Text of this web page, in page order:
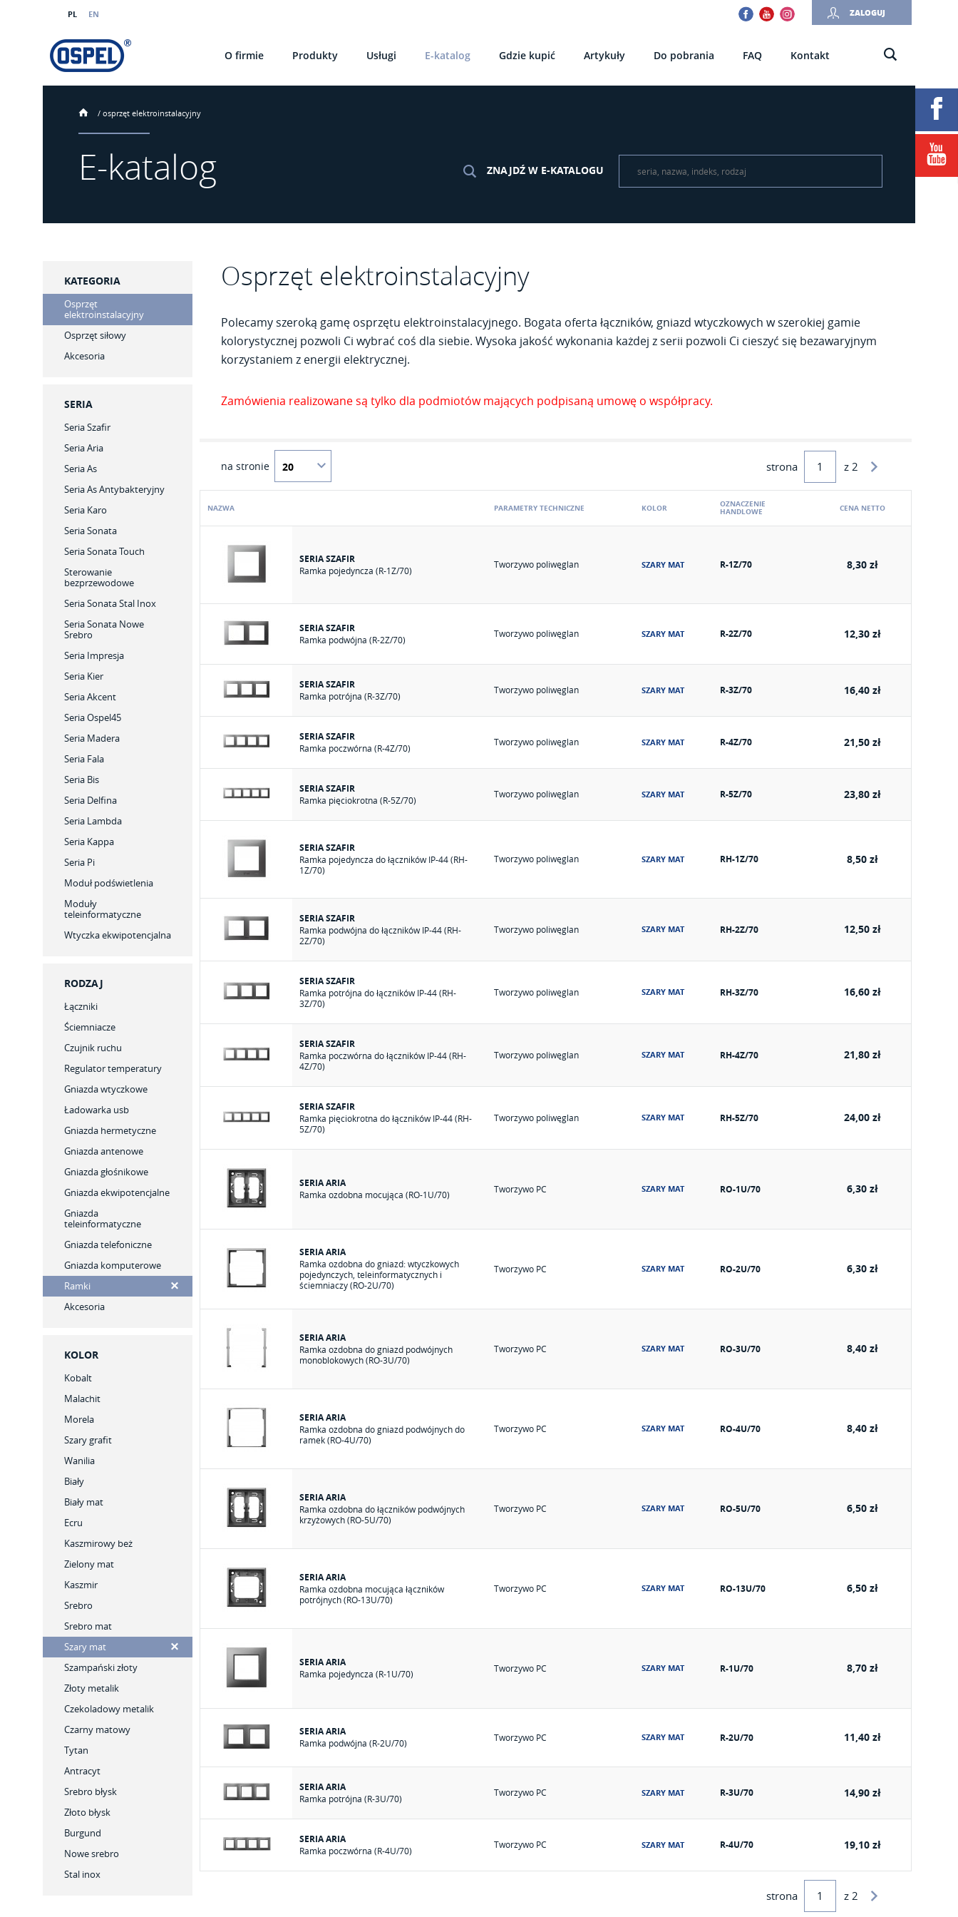
PL EN ZALOGUJ
Instagram
O firmie Produkty Usługi E-katalog Gdzie kupić Artykuły Do pobrania FAQ Kontakt
/ osprzęt elektroinstalacyjny
E-katalog ZNAJDŹ W E-KATALOGU
KATEGORIA
Osprzęt
elektroinstalacyjny
Osprzęt siłowy
Akcesoria
SERIA
Seria Szafir
Seria Aria
Seria As
Seria As Antybakteryjny
Seria Karo
Seria Sonata
Seria Sonata Touch
Sterowanie
bezprzewodowe
Seria Sonata Stal Inox
Seria Sonata Nowe
Srebro
Seria Impresja
Seria Kier
Seria Akcent
Seria Ospel45
Seria Madera
Seria Fala
Seria Bis
Seria Delfina
Seria Lambda
Seria Kappa
Seria Pi
Moduł podświetlenia
Moduły
teleinformatyczne
Wtyczka ekwipotencjalna
RODZAJ
Łączniki
Ściemniacze
Czujnik ruchu
Regulator temperatury
Gniazda wtyczkowe
Ładowarka usb
Gniazda hermetyczne
Gniazda antenowe
Gniazda głośnikowe
Gniazda ekwipotencjalne
Gniazda
teleinformatyczne
Gniazda telefoniczne
Gniazda komputerowe
Ramki
Akcesoria
KOLOR
Kobalt
Malachit
Morela
Szary grafit
Wanilia
Biały
Biały mat
Ecru
Kaszmirowy beż
Zielony mat
Kaszmir
Srebro
Srebro mat
Szary mat
Szampański złoty
Złoty metalik
Czekoladowy metalik
Czarny matowy
Tytan
Antracyt
Srebro błysk
Złoto błysk
Burgund
Nowe srebro
Stal inox
Osprzęt elektroinstalacyjny
Polecamy szeroką gamę osprzętu elektroinstalacyjnego. Bogata oferta łączników, gniazd wtyczkowych w szerokiej gamie
kolorystycznej pozwoli Ci wybrać coś dla siebie. Wysoka jakość wykonania każdej z serii pozwoli Ci cieszyć się bezawaryjnym
korzystaniem z energii elektrycznej.
Zamówienia realizowane są tylko dla podmiotów mających podpisaną umowę o współpracy.
na stronie strona z 2
>
NAZWA PARAMETRY TECHNICZNE KOLOR OZNACZENIE
HANDLOWE CENA NETTO
SERIA SZAFIR
Ramka pojedyncza (R-1Z/70)
Tworzywo poliwęglan SZARY MAT R-1Z/70 8,30 zł
SERIA SZAFIR
Ramka podwójna (R-2Z/70)
Tworzywo poliwęglan SZARY MAT R-2Z/70 12,30 zł
SERIA SZAFIR
Ramka potrójna (R-3Z/70)
Tworzywo poliwęglan SZARY MAT R-3Z/70 16,40 zł
SERIA SZAFIR
Ramka poczwórna (R-4Z/70)
Tworzywo poliwęglan SZARY MAT R-4Z/70 21,50 zł
SERIA SZAFIR
Ramka pięciokrotna (R-5Z/70)
Tworzywo poliwęglan SZARY MAT R-5Z/70 23,80 zł
SERIA SZAFIR
Ramka pojedyncza do łączników IP-44 (RH-
1Z/70)
Tworzywo poliwęglan SZARY MAT RH-1Z/70 8,50 zł
SERIA SZAFIR
Ramka podwójna do łączników IP-44 (RH-
2Z/70)
Tworzywo poliwęglan SZARY MAT RH-2Z/70 12,50 zł
SERIA SZAFIR
Ramka potrójna do łączników IP-44 (RH-
3Z/70)
Tworzywo poliwęglan SZARY MAT RH-3Z/70 16,60 zł
SERIA SZAFIR
Ramka poczwórna do łączników IP-44 (RH-
4Z/70)
Tworzywo poliwęglan SZARY MAT RH-4Z/70 21,80 zł
SERIA SZAFIR
Ramka pięciokrotna do łączników IP-44 (RH-
5Z/70)
Tworzywo poliwęglan SZARY MAT RH-5Z/70 24,00 zł
SERIA ARIA
Ramka ozdobna mocująca (RO-1U/70) Tworzywo PC SZARY MAT RO-1U/70 6,30 zł
SERIA ARIA
Ramka ozdobna do gniazd: wtyczkowych
pojedynczych, teleinformatycznych i
ściemniaczy (RO-2U/70)
Tworzywo PC SZARY MAT RO-2U/70 6,30 zł
SERIA ARIA
Ramka ozdobna do gniazd podwójnych
monoblokowych (RO-3U/70)
Tworzywo PC SZARY MAT RO-3U/70 8,40 zł
SERIA ARIA
Ramka ozdobna do gniazd podwójnych do
ramek (RO-4U/70)
Tworzywo PC SZARY MAT RO-4U/70 8,40 zł
SERIA ARIA
Ramka ozdobna do łączników podwójnych
krzyżowych (RO-5U/70)
Tworzywo PC SZARY MAT RO-5U/70 6,50 zł
SERIA ARIA
Ramka ozdobna mocująca łączników
potrójnych (RO-13U/70)
Tworzywo PC SZARY MAT RO-13U/70 6,50 zł
SERIA ARIA
Ramka pojedyncza (R-1U/70) Tworzywo PC SZARY MAT R-1U/70 8,70 zł
SERIA ARIA
Ramka podwójna (R-2U/70) Tworzywo PC SZARY MAT R-2U/70 11,40 zł
SERIA ARIA
Ramka potrójna (R-3U/70)
Tworzywo PC SZARY MAT R-3U/70 14,90 zł
SERIA ARIA
Ramka poczwórna (R-4U/70)
Tworzywo PC SZARY MAT R-4U/70 19,10 zł
strona z 2